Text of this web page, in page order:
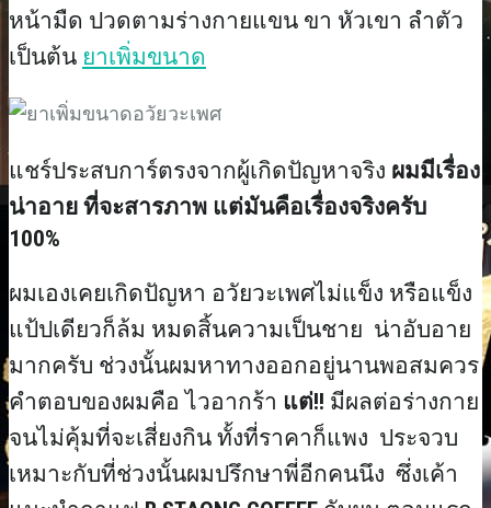
หน้ามืด ปวดตามร่างกายแขน ขา หัวเขา ลำตัว
เป็นต้น ยาเพิ่มขนาด
แชร์ประสบการ์ตรงจากผู้เกิดปัญหาจริง ผมมีเรื่อง
น่าอาย ที่จะสารภาพ แต่มันคือเรื่องจริงครับ
100%
ผมเองเคยเกิดปัญหา อวัยวะเพศไม่แข็ง หรือแข็ง
แป้ปเดียวก็ล้ม หมดสิ้นความเป็นชาย น่าอับอาย
มากครับ ช่วงนั้นผมหาทางออกอยู่นานพอสมควร
คำตอบของผมคือ ไวอากร้า แต่!! มีผลต่อร่างกาย
จนไม่คุ้มที่จะเสี่ยงกิน ทั้งที่ราคาก็แพง ประจวบ
เหมาะกับที่ช่วงนั้นผมปรึกษาพี่อีกคนนึง ซึ่งเค้า